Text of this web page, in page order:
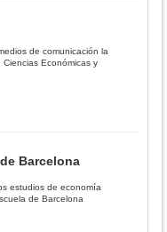
de comunicación la
Económicas y
Barcelona
estudios de economía
de Barcelona